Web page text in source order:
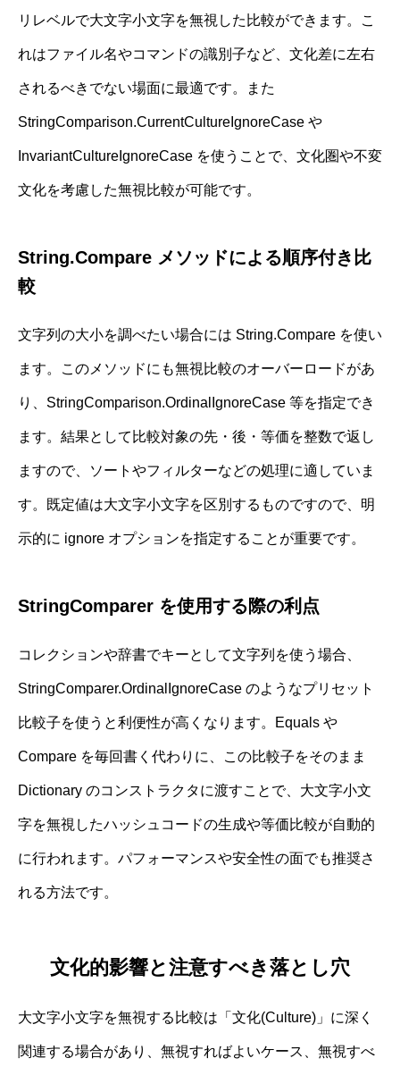
リレベルで大文字小文字を無視した比較ができます。こ
れはファイル名やコマンドの識別子など、文化差に左右
されるべきでない場面に最適です。また
StringComparison.CurrentCultureIgnoreCase や
InvariantCultureIgnoreCase を使うことで、文化圏や不変
文化を考慮した無視比較が可能です。
String.Compare メソッドによる順序付き比
較
文字列の大小を調べたい場合には String.Compare を使い
ます。このメソッドにも無視比較のオーバーロードがあ
り、StringComparison.OrdinalIgnoreCase 等を指定でき
ます。結果として比較対象の先・後・等価を整数で返し
ますので、ソートやフィルターなどの処理に適していま
す。既定値は大文字小文字を区別するものですので、明
示的に ignore オプションを指定することが重要です。
StringComparer を使用する際の利点
コレクションや辞書でキーとして文字列を使う場合、
StringComparer.OrdinalIgnoreCase のようなプリセット
比較子を使うと利便性が高くなります。Equals や
Compare を毎回書く代わりに、この比較子をそのまま
Dictionary のコンストラクタに渡すことで、大文字小文
字を無視したハッシュコードの生成や等価比較が自動的
に行われます。パフォーマンスや安全性の面でも推奨さ
れる方法です。
文化的影響と注意すべき落とし穴
大文字小文字を無視する比較は「文化(Culture)」に深く
関連する場合があり、無視すればよいケース、無視すべ